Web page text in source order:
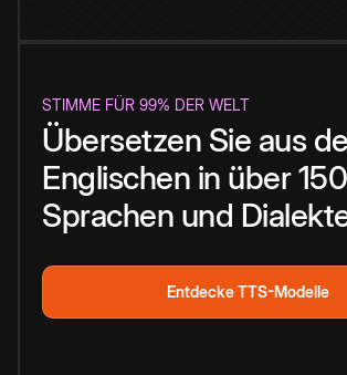
STIMME FÜR 99% DER WELT
Übersetzen Sie aus
Englischen in über 150
Sprachen und
Entdecke TTS-Modelle